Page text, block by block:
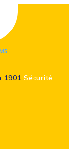
1901Sécurité